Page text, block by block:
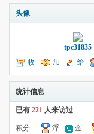
头像
tpc31835
收
听TA
加
为好友
给
我留言
统计信息
已有 221 人来访过
积分:
浮
金